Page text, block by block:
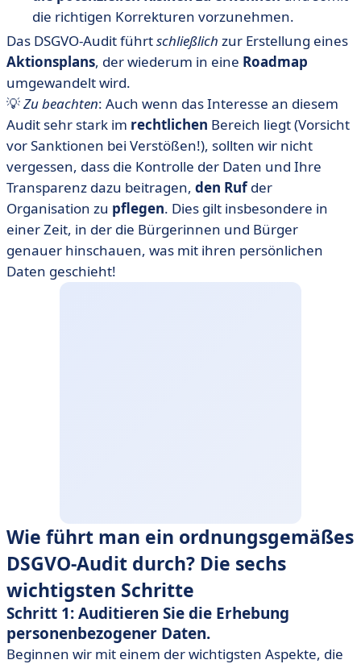
die richtigen Korrekturen vorzunehmen.
Das DSGVO-Audit führtschließlich zur Erstellung eines
Aktionsplans, der wiederum in eine Roadmap
umgewandelt wird.
💡Zu beachten: Auch wenn das Interesse an diesem
Audit sehr stark im rechtlichen Bereich liegt (Vorsicht
vor Sanktionen bei Verstößen!), sollten wir nicht
vergessen, dass die Kontrolle der Daten und Ihre
Transparenz dazu beitragen, den Rufder
Organisation zu pflegen. Dies gilt insbesondere in
einer Zeit, in der die Bürgerinnen und Bürger
genauer hinschauen, was mit ihren persönlichen
Daten geschieht!
Wie führt man ein ordnungsgemäßes
DSGVO-Audit durch? Die sechs
wichtigsten Schritte
Schritt 1: Auditieren Sie die Erhebung
personenbezogener Daten.
Beginnen wir mit einem der wichtigsten Aspekte, die